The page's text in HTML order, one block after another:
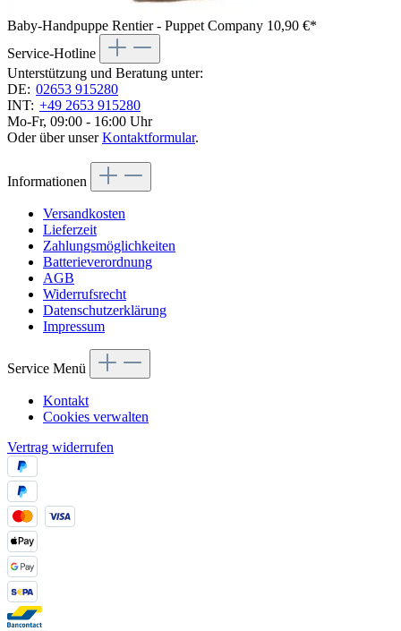
Baby-Handpuppe Rentier - Puppet Company 10,90 €*
Service-Hotline
Unterstützung und Beratung unter:
DE: 02653 915280
INT: +49 2653 915280
Mo-Fr, 09:00 - 16:00 Uhr
Oder über unserKontaktformular.
Informationen
Versandkosten
Lieferzeit
Zahlungsmöglichkeiten
Batterieverordnung
AGB
Widerrufsrecht
Datenschutzerklärung
Impressum
Service Menü
Kontakt
Cookies verwalten
Vertrag widerrufen